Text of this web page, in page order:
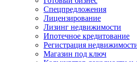
Спецпредложения
Лицензирование
Лизинг недвижимости
Ипотечное кредитование
Регистрация
Магазин под ключ